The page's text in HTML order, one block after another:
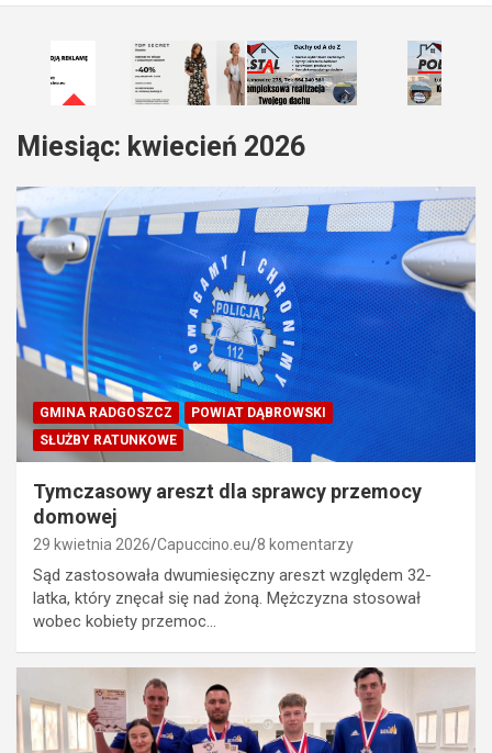
Miesiąc: kwiecień 2026
GMINA RADGOSZCZ
POWIAT DĄBROWSKI
SŁUŻBY RATUNKOWE
Tymczasowy areszt dla sprawcy przemocy
domowej
29 kwietnia 2026 Capuccino.eu 8 komentarzy
Sąd zastosowała dwumiesięczny areszt względem 32-
latka, który znęcał się nad żoną. Mężczyzna stosował
wobec kobiety przemoc…